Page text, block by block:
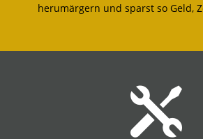
herumärgern und sparst so Geld,
